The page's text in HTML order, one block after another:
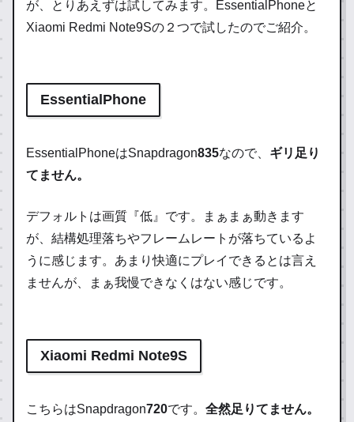
が、とりあえずは試してみます。EssentialPhoneと
Xiaomi Redmi Note9Sの２つで試したのでご紹介。
EssentialPhone
EssentialPhoneはSnapdragon835なので、 ギリ足り
てません。
デフォルトは画質『低』です。まぁまぁ動きます
が、結構処理落ちやフレームレートが落ちているよ
うに感じます。あまり快適にプレイできるとは言え
ませんが、まぁ我慢できなくはない感じです。
Xiaomi Redmi Note9S
こちらはSnapdragon720です。 全然足りてません。